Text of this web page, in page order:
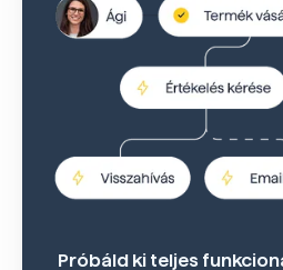
Próbáld ki teljes